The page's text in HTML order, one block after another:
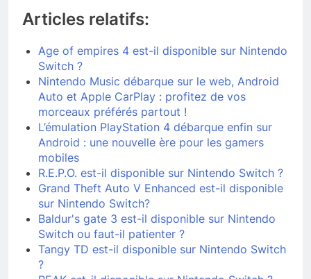
Articles relatifs:
Age of empires 4 est-il disponible sur Nintendo
Switch ?
Nintendo Music débarque sur le web, Android
Auto et Apple CarPlay : profitez de vos
morceaux préférés partout !
L’émulation PlayStation 4 débarque enfin sur
Android : une nouvelle ère pour les gamers
mobiles
R.E.P.O. est-il disponible sur Nintendo Switch ?
Grand Theft Auto V Enhanced est-il disponible
sur Nintendo Switch?
Baldur's gate 3 est-il disponible sur Nintendo
Switch ou faut-il patienter ?
Tangy TD est-il disponible sur Nintendo Switch
?